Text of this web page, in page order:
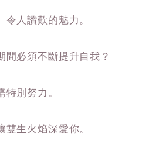
人讚歎的魅力。
間必須不斷提升自我？
別努力。
生火焰深愛你。